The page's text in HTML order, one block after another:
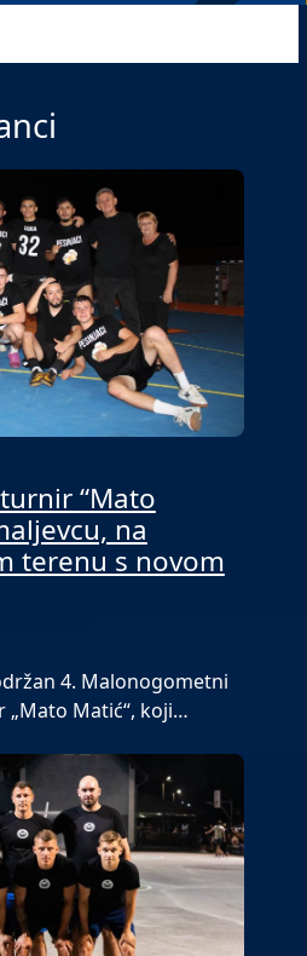
“Mato
na
terenu s novom
4. Malonogometni
Matić“, koji…